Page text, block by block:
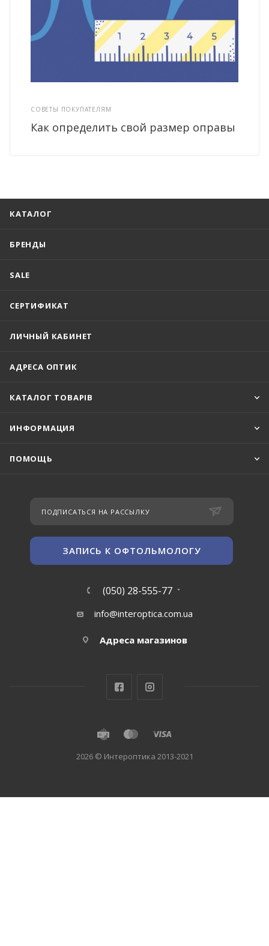
СОВЕТЫ ПОКУПАТЕЛЯМ
Как определить свой размер оправы
КАТАЛОГ
БРЕНДЫ
SALE
СЕРТИФИКАТ
ЛИЧНЫЙ КАБИНЕТ
АДРЕСА ОПТИК
КАТАЛОГ ТОВАРІВ
ИНФОРМАЦИЯ
ПОМОЩЬ
ПОДПИСАТЬСЯ НА РАССЫЛКУ
ЗАПИСЬ К ОФТОЛЬМОЛОГУ
(050) 28-555-77
info@interoptica.com.ua
Адреса магазинов
2026 © Интероптика 2013-2021